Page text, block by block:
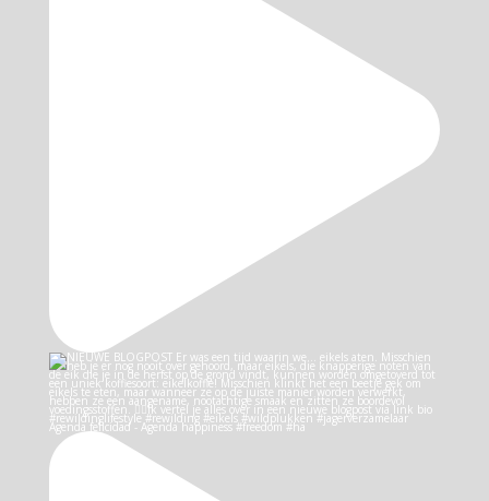
Agenda felicidad - Agenda happiness #freedom #ha